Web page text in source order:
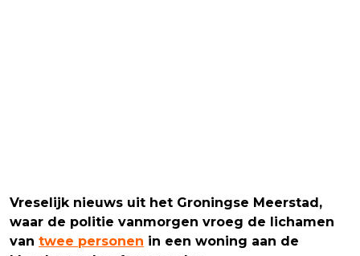
Vreselijk nieuws uit het Groningse Meerstad,
waar de politie vanmorgen vroeg de lichamen
van twee personen in een woning aan de